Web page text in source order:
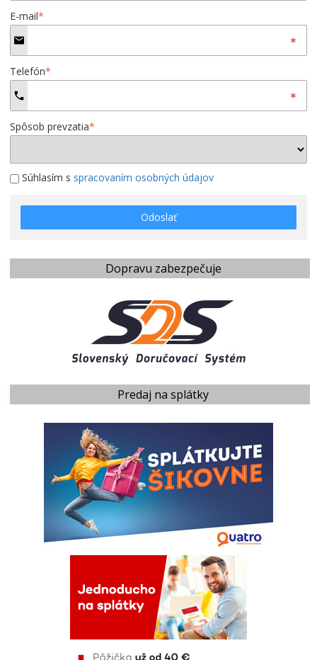
E-mail*
Telefón*
Spôsob prevzatia*
Súhlasím s spracovaním osobných údajov
Odoslať
Dopravu zabezpečuje
Predaj na splátky